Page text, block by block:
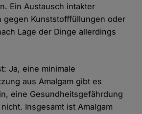
Ein Austausch intakter
gegen Kunststofffüllungen oder
Lage der Dinge allerdings
Ja, eine minimale
aus Amalgam gibt es
eine Gesundheitsgefährdung
Insgesamt ist Amalgam